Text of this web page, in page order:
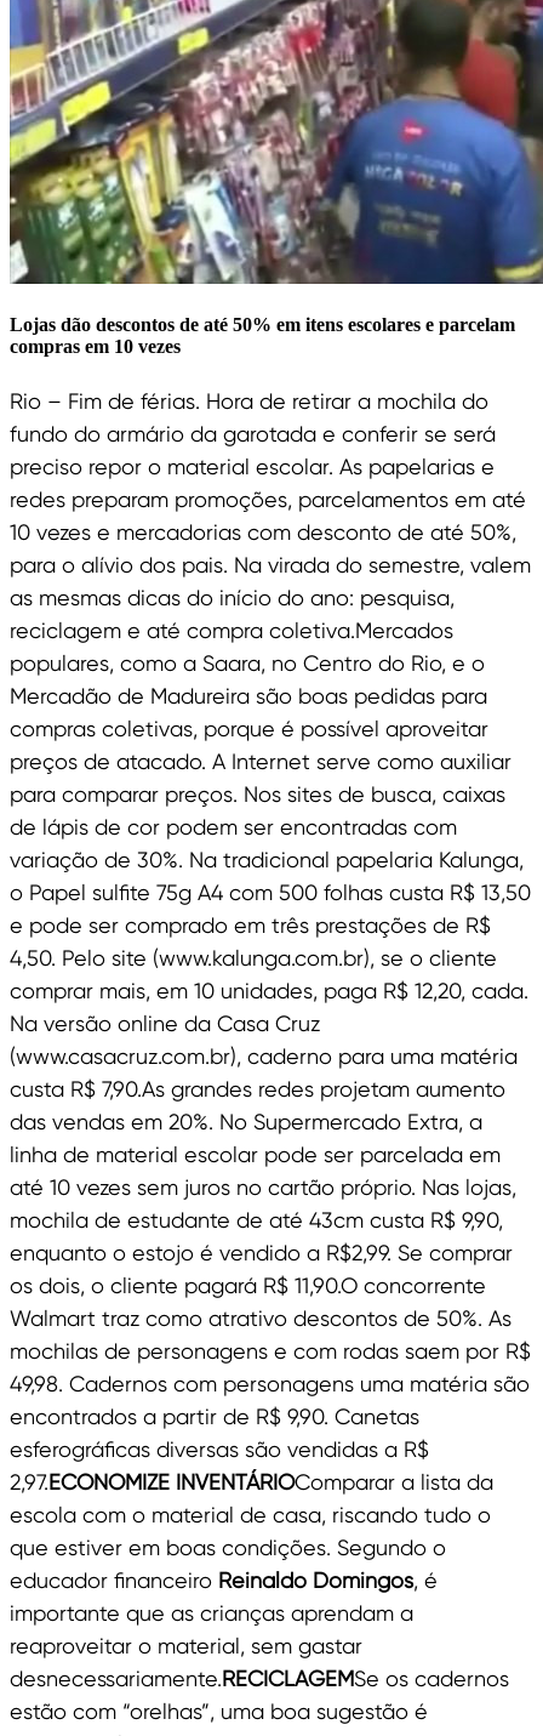
Lojas dão descontos de até 50% em itens escolares e parcelam
compras em 10 vezes
Rio – Fim de férias. Hora de retirar a mochila do
fundo do armário da garotada e conferir se será
preciso repor o material escolar. As papelarias e
redes preparam promoções, parcelamentos em até
10 vezes e mercadorias com desconto de até 50%,
para o alívio dos pais. Na virada do semestre, valem
as mesmas dicas do início do ano: pesquisa,
reciclagem e até compra coletiva.Mercados
populares, como a Saara, no Centro do Rio, e o
Mercadão de Madureira são boas pedidas para
compras coletivas, porque é possível aproveitar
preços de atacado. A Internet serve como auxiliar
para comparar preços. Nos sites de busca, caixas
de lápis de cor podem ser encontradas com
variação de 30%. Na tradicional papelaria Kalunga,
o Papel sulfite 75g A4 com 500 folhas custa R$ 13,50
e pode ser comprado em três prestações de R$
4,50. Pelo site (www.kalunga.com.br), se o cliente
comprar mais, em 10 unidades, paga R$ 12,20, cada.
Na versão online da Casa Cruz
(www.casacruz.com.br), caderno para uma matéria
custa R$ 7,90.As grandes redes projetam aumento
das vendas em 20%. No Supermercado Extra, a
linha de material escolar pode ser parcelada em
até 10 vezes sem juros no cartão próprio. Nas lojas,
mochila de estudante de até 43cm custa R$ 9,90,
enquanto o estojo é vendido a R$2,99. Se comprar
os dois, o cliente pagará R$ 11,90.O concorrente
Walmart traz como atrativo descontos de 50%. As
mochilas de personagens e com rodas saem por R$
49,98. Cadernos com personagens uma matéria são
encontrados a partir de R$ 9,90. Canetas
esferográficas diversas são vendidas a R$
2,97.ECONOMIZE INVENTÁRIOComparar a lista da
escola com o material de casa, riscando tudo o
que estiver em boas condições. Segundo o
educador financeiro Reinaldo Domingos, é
importante que as crianças aprendam a
reaproveitar o material, sem gastar
desnecessariamente.RECICLAGEMSe os cadernos
estão com “orelhas”, uma boa sugestão é